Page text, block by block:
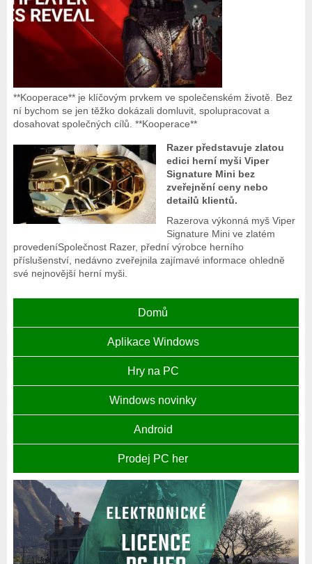
**Kooperace** je klíčovým prvkem ve společenském životě. Bez
ní bychom se jen těžko dokázali domluvit, spolupracovat a
dosahovat společných cílů. **Kooperace**
Razer představuje zlatou
edici herní myši Viper
Signature Mini bez
zveřejnění ceny nebo
detailů klientů.
Razerova výkonná myš Viper
Signature Mini ve zlatém
provedeníSpolečnost Razer, přední výrobce herního
příslušenství, nedávno zveřejnila zajímavé informace ohledně
své nejnovější herní myši.
Domů
Aplikace Windows
Hry na PC
Windows novinky
Android
Prodej PC her